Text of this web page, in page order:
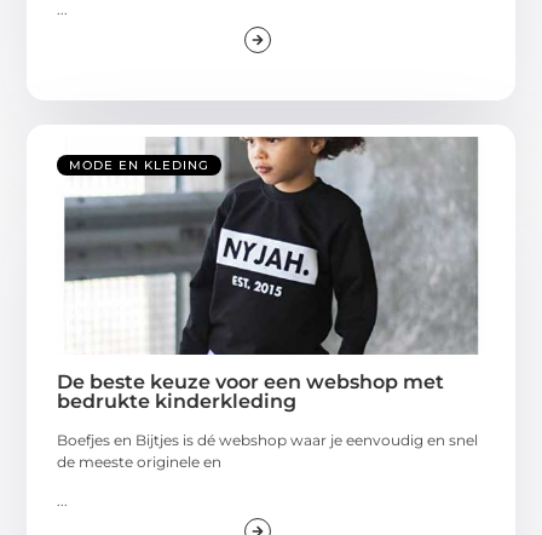
MODE EN KLEDING
De beste keuze voor een webshop met
bedrukte kinderkleding
Boefjes en Bijtjes is dé webshop waar je eenvoudig en snel
de meeste originele en
...